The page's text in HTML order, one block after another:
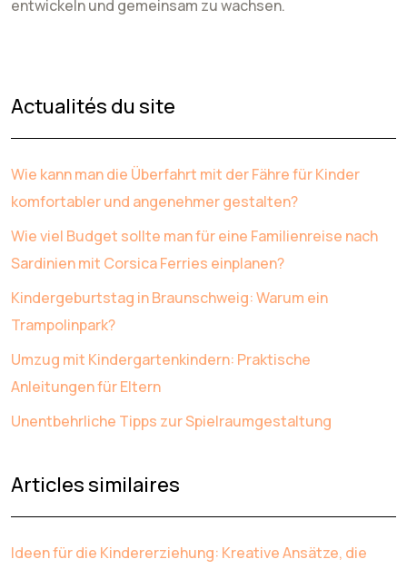
entwickeln und gemeinsam zu wachsen.
Actualités du site
Wie kann man die Überfahrt mit der Fähre für Kinder
komfortabler und angenehmer gestalten?
Wie viel Budget sollte man für eine Familienreise nach
Sardinien mit Corsica Ferries einplanen?
Kindergeburtstag in Braunschweig: Warum ein
Trampolinpark?
Umzug mit Kindergartenkindern: Praktische
Anleitungen für Eltern
Unentbehrliche Tipps zur Spielraumgestaltung
Articles similaires
Ideen für die Kindererziehung: Kreative Ansätze, die